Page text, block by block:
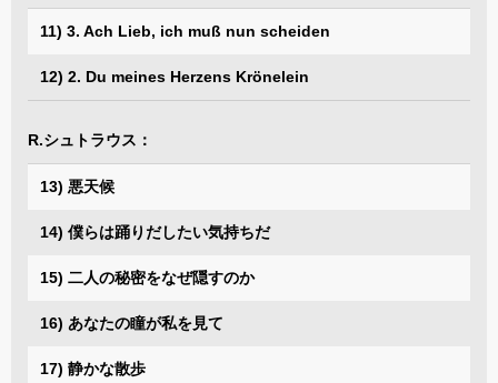
11) 3. Ach Lieb, ich muß nun scheiden
12) 2. Du meines Herzens Krönelein
R.シュトラウス：
13) 悪天候
14) 僕らは踊りだしたい気持ちだ
15) 二人の秘密をなぜ隠すのか
16) あなたの瞳が私を見て
17) 静かな散歩